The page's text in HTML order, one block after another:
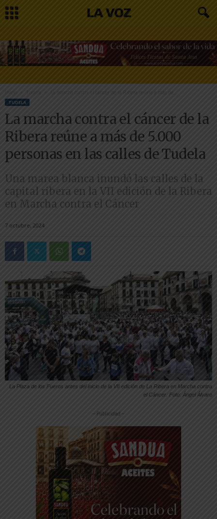
Inicio Tudela La marcha contra el cáncer de la Ribera reúne a más de...
TUDELA
La marcha contra el cáncer de la
Ribera reúne a más de 5.000
personas en las calles de Tudela
Una marea blanca inundó las calles de la
capital ribera en la VII edición de la Ribera
en Marcha contra el Cáncer
7 octubre, 2024
La Plaza de los Fueros antes del inicio de la VII edición de La Ribera en Marcha contra
el Cáncer. Foto: Ángel Álvaro
-- Publicidad --